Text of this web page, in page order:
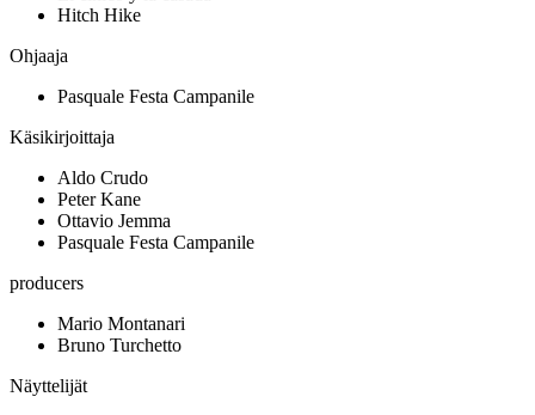
Hitch Hike
Ohjaaja
Pasquale Festa Campanile
Käsikirjoittaja
Aldo Crudo
Peter Kane
Ottavio Jemma
Pasquale Festa Campanile
producers
Mario Montanari
Bruno Turchetto
Näyttelijät